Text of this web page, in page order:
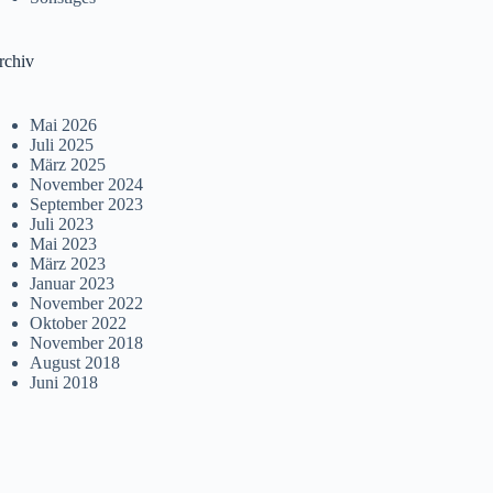
Mai 2026
Juli 2025
März 2025
November 2024
September 2023
Juli 2023
Mai 2023
März 2023
Januar 2023
November 2022
Oktober 2022
November 2018
August 2018
Juni 2018